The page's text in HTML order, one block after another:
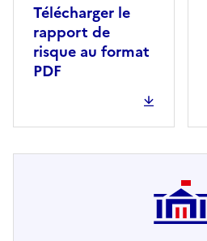
Télécharger le
rapport de
risque au format
PDF